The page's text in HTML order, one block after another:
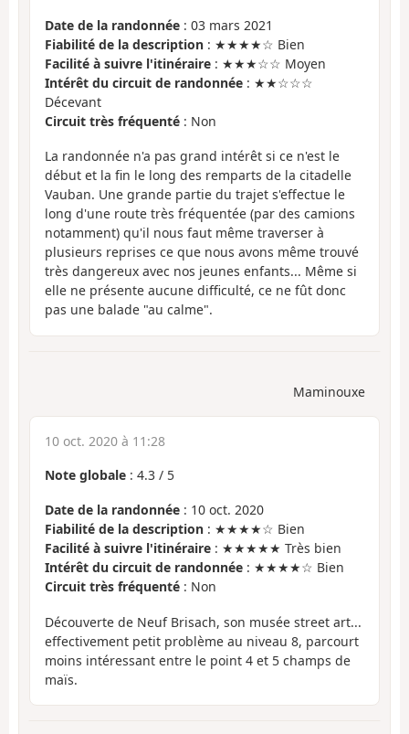
Date de la randonnée : 03 mars 2021
Fiabilité de la description : ★★★★☆ Bien
Facilité à suivre l'itinéraire : ★★★☆☆ Moyen
Intérêt du circuit de randonnée : ★★☆☆☆
Décevant
Circuit très fréquenté : Non
La randonnée n'a pas grand intérêt si ce n'est le
début et la fin le long des remparts de la citadelle
Vauban. Une grande partie du trajet s'effectue le
long d'une route très fréquentée (par des camions
notamment) qu'il nous faut même traverser à
plusieurs reprises ce que nous avons même trouvé
très dangereux avec nos jeunes enfants... Même si
elle ne présente aucune difficulté, ce ne fût donc
pas une balade "au calme".
Maminouxe
10 oct. 2020 à 11:28
Note globale : 4.3 / 5
Date de la randonnée : 10 oct. 2020
Fiabilité de la description : ★★★★☆ Bien
Facilité à suivre l'itinéraire : ★★★★★ Très bien
Intérêt du circuit de randonnée : ★★★★☆ Bien
Circuit très fréquenté : Non
Découverte de Neuf Brisach, son musée street art...
effectivement petit problème au niveau 8, parcourt
moins intéressant entre le point 4 et 5 champs de
maïs.